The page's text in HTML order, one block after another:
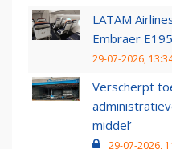
LATAM
Embraer
29-07-2026,
Verscherpt
middel’
29-07-2026,